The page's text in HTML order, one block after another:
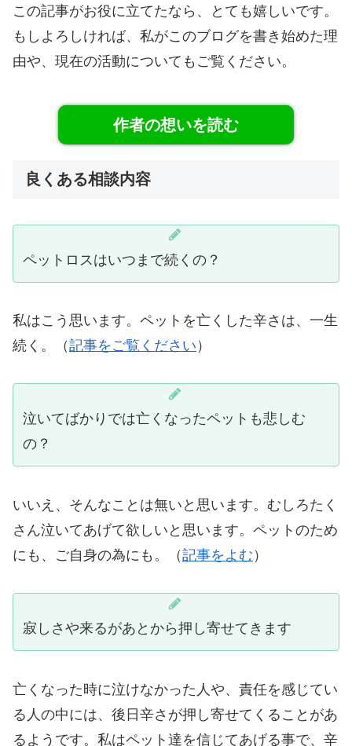
この記事がお役に立てたなら、とても嬉しいです。
もしよろしければ、私がこのブログを書き始めた理
由や、現在の活動についてもご覧ください。
作者の想いを読む
良くある相談内容
ペットロスはいつまで続くの？
私はこう思います。ペットを亡くした辛さは、一生
続く。（記事をご覧ください ）
泣いてばかりでは亡くなったペットも悲しむ
の？
いいえ、そんなことは無いと思います。むしろたく
さん泣いてあげて欲しいと思います。ペットのため
にも、ご自身の為にも。（記事をよむ ）
寂しさや来るがあとから押し寄せてきます
亡くなった時に泣けなかった人や、責任を感じてい
る人の中には、後日辛さが押し寄せてくることがあ
るようです。私はペット達を信じてあげる事で、辛